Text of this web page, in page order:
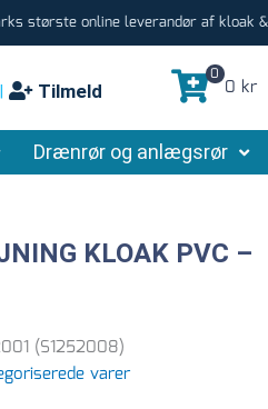
største online leverandør af kloak
| Tilmeld
0
0 kr
Drænrør og anlægsrør
KLOAK PVC –
(S1252008)
varer